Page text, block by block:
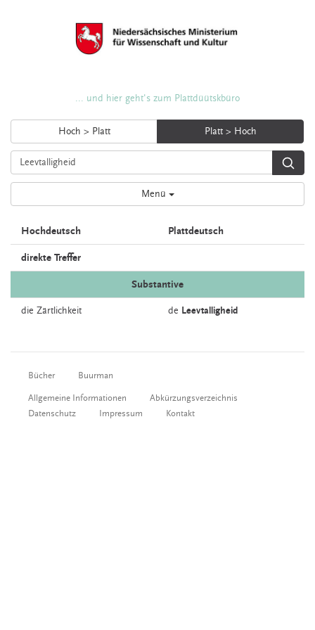
... und hier geht's zum Plattdüütskbüro
Hoch > Platt Platt > Hoch
Menü
Hochdeutsch Plattdeutsch
direkte Treffer
Substantive
die Zärtlichkeit de Leevtalligheid
Bücher Buurman
Allgemeine Informationen
Abkürzungsverzeichnis
Datenschutz
Impressum Kontakt